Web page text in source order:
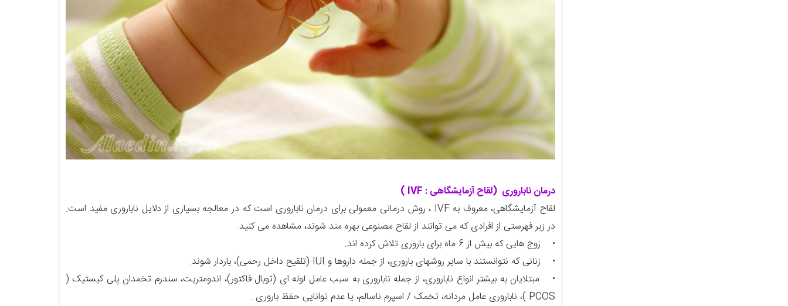
درمان ناباروری (لقاح آزمایشگاهی : IVF )
لقاح آزمایشگاهی، معروف به IVF ، روش درمانی معمولی برای درمان ناباروری است که در معالجه بسیاری از دلایل ناباروری مفید است.
در زیر فهرستی از افرادی که می توانند از لقاح مصنوعی بهره مند شوند، مشاهده می کنید.
• زوج هایی که بیش از 6 ماه برای باروری تلاش کرده اند.
• زنانی که نتوانستند با سایر روشهای باروری، از جمله داروها و IUI (تلقیح داخل رحمی)، باردار شوند.
• مبتلایان به بیشتر انواع ناباروری، از جمله ناباروری به سبب عامل لوله ای (توبال فاکتور)، اندومتریت، سندرم تخمدان پلی کیستیک (
PCOS )، ناباروری عامل مردانه، تخمک / اسپرم ناسالم، یا عدم توانایی حفظ باروری .